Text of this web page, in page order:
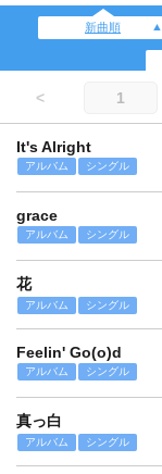
新曲順
< 1
It's Alright
アルバム シングル
grace
アルバム シングル
花
アルバム シングル
Feelin' Go(o)d
アルバム シングル
真っ白
アルバム シングル